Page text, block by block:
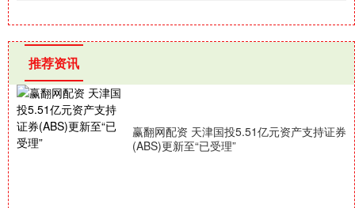
推荐资讯
赢翻网配资 天津国投5.51亿元资产支持证券
(ABS)更新至“已受理”